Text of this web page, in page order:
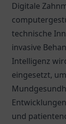
Digitale
technische
invasive
Intelligenz
eingesetzt,
und